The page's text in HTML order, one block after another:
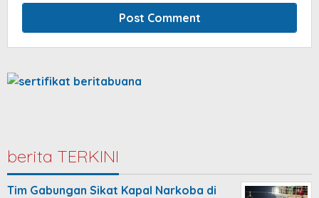
berita TERKINI
Tim Gabungan Sikat Kapal Narkoba di